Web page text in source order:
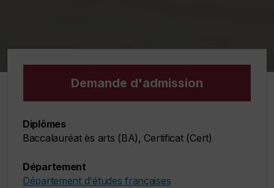
Demande d'admission
Diplômes
Baccalauréat ès arts (BA), Certificat (Cert)
Département
Département d'études françaises